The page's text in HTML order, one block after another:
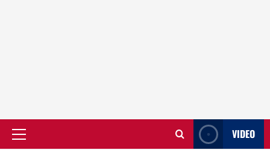
Primary
VIDEO